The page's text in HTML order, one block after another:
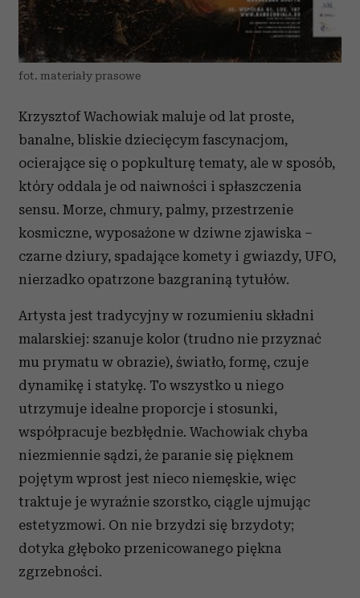
fot. materiały prasowe
Krzysztof Wachowiak maluje od lat proste,
banalne, bliskie dziecięcym fascynacjom,
ocierające się o popkulturę tematy, ale w sposób,
który oddala je od naiwności i spłaszczenia
sensu. Morze, chmury, palmy, przestrzenie
kosmiczne, wyposażone w dziwne zjawiska –
czarne dziury, spadające komety i gwiazdy, UFO,
nierzadko opatrzone bazgraniną tytułów.
Artysta jest tradycyjny w rozumieniu składni
malarskiej: szanuje kolor (trudno nie przyznać
mu prymatu w obrazie), światło, formę, czuje
dynamikę i statykę. To wszystko u niego
utrzymuje idealne proporcje i stosunki,
współpracuje bezbłędnie. Wachowiak chyba
niezmiennie sądzi, że paranie się pięknem
pojętym wprost jest nieco niemęskie, więc
traktuje je wyraźnie szorstko, ciągle ujmując
estetyzmowi. On nie brzydzi się brzydoty;
dotyka głęboko przenicowanego piękna
zgrzebności.